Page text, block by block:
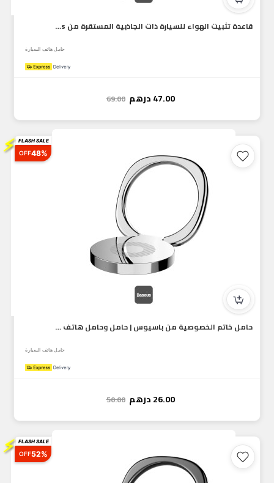
قاعدة تثبيت الهواء للسيارة ذات الجاذبية المستقرة من Baseus (...
حامل هاتف السيارة
47.00درهم 69.00
⚡ FLASH SALE
48%
OFF
حامل خاتم الخصوصية من باسيوس | حامل وحامل هاتف قابل للتعديل...
حامل هاتف السيارة
26.00درهم 50.00
⚡ FLASH SALE
52%
OFF